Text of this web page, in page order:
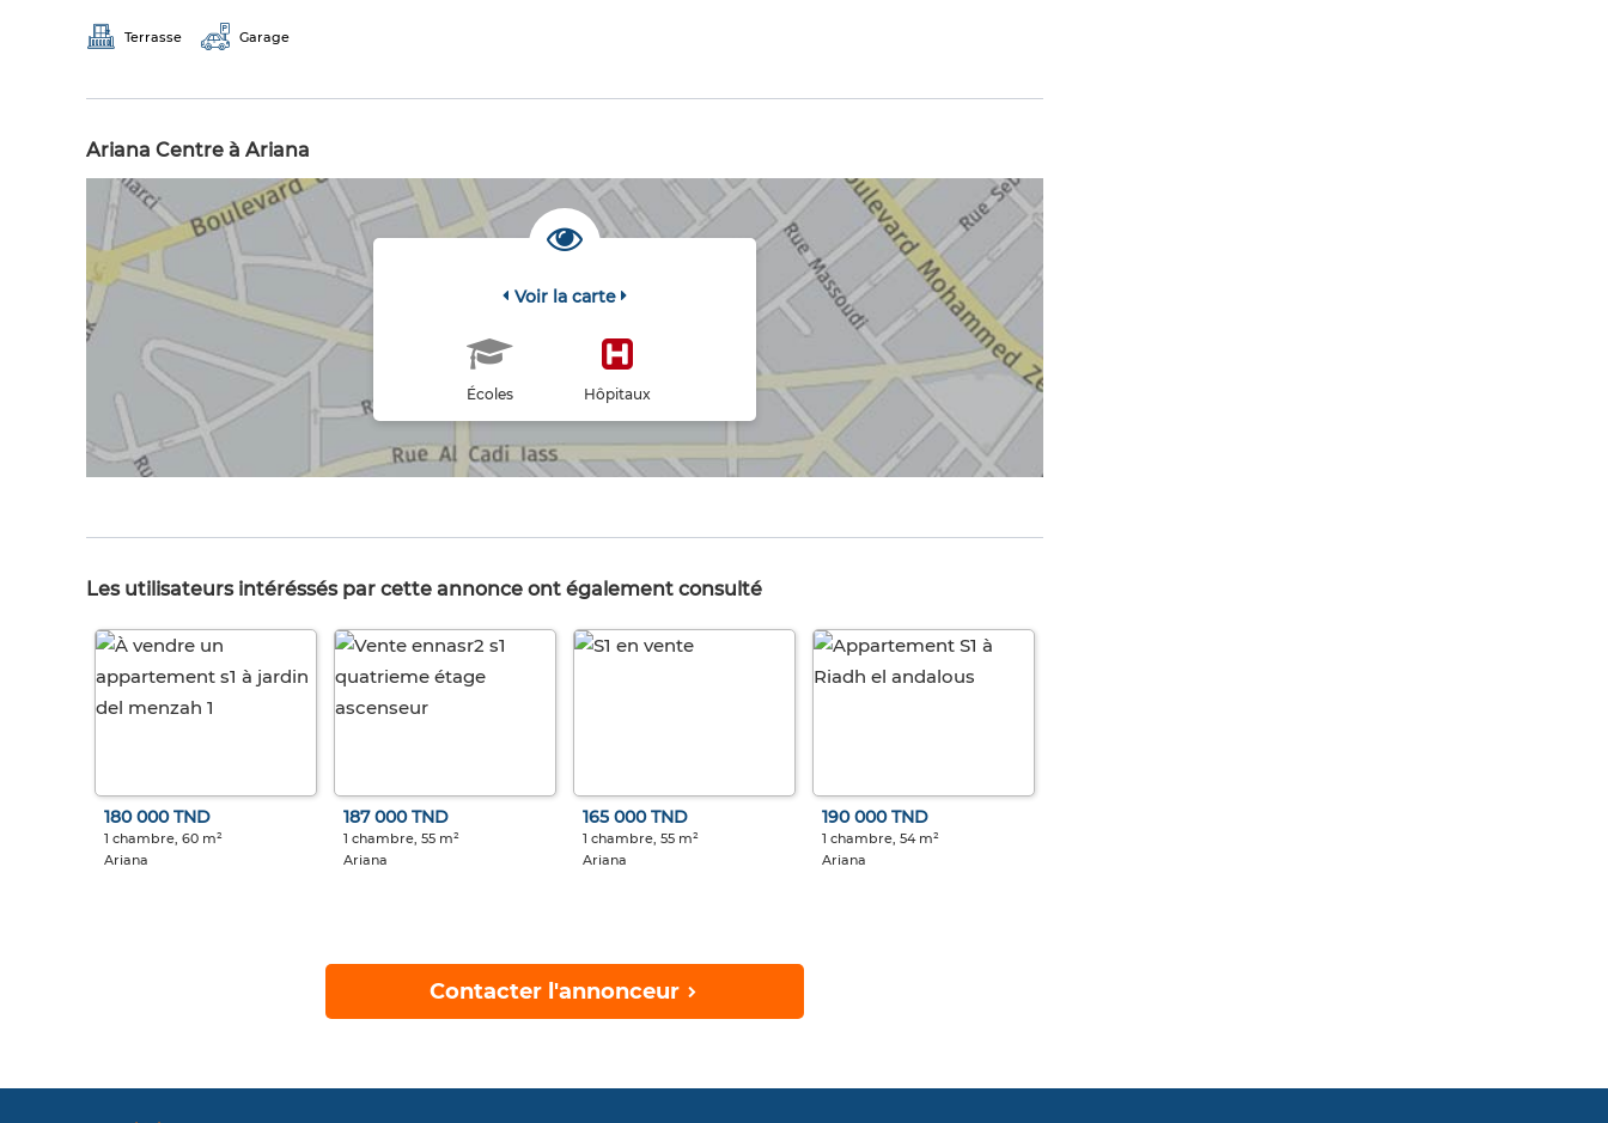
Terrasse Garage
Ariana Centre à Ariana
Voir la carte
Écoles Hôpitaux
Les utilisateurs intéréssés par cette annonce ont également consulté
180 000 TND
1 chambre, 60 m²
Ariana
187 000 TND
1 chambre, 55 m²
Ariana
165 000 TND
1 chambre, 55 m²
Ariana
190 000 TND
1 chambre, 54 m²
Ariana
Contacter l'annonceur